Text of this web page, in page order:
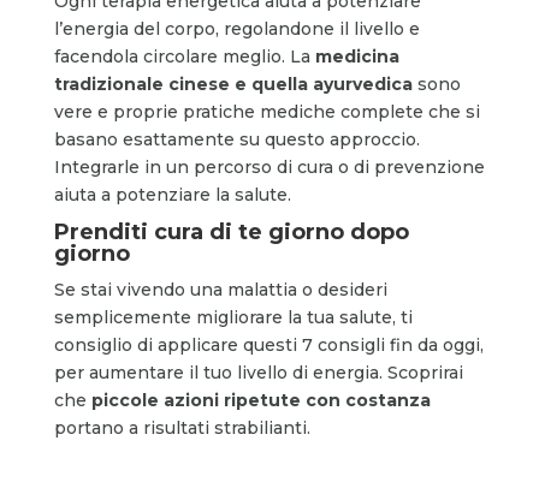
l’energia del corpo, regolandone il livello e
facendola circolare meglio. La medicina
tradizionale cinese e quella ayurvedica sono
vere e proprie pratiche mediche complete che si
basano esattamente su questo approccio.
Integrarle in un percorso di cura o di prevenzione
aiuta a potenziare la salute.
Prenditi cura di te giorno dopo
giorno
Se stai vivendo una malattia o desideri
semplicemente migliorare la tua salute, ti
consiglio di applicare questi 7 consigli fin da oggi,
per aumentare il tuo livello di energia. Scoprirai
che piccole azioni ripetute con costanza
portano a risultati strabilianti.